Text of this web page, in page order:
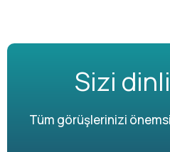
Sizi
Tüm görüşlerinizi